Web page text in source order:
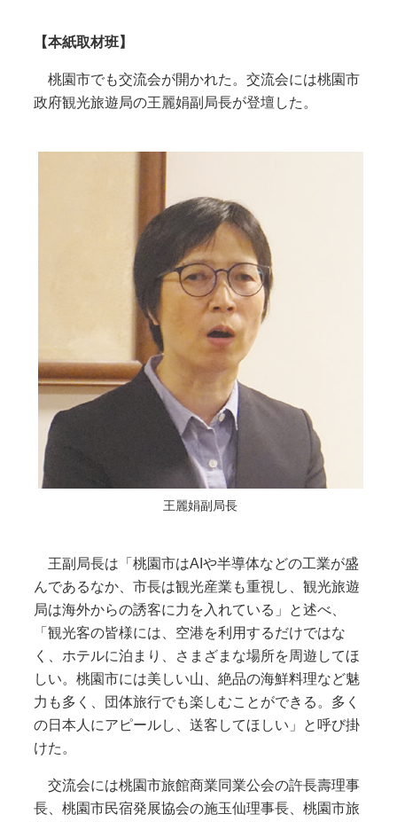
【本紙取材班】
桃園市でも交流会が開かれた。交流会には桃園市
政府観光旅遊局の王麗娟副局長が登壇した。
王麗娟副局長
王副局長は「桃園市はAIや半導体などの工業が盛
んであるなか、市長は観光産業も重視し、観光旅遊
局は海外からの誘客に力を入れている」と述べ、
「観光客の皆様には、空港を利用するだけではな
く、ホテルに泊まり、さまざまな場所を周遊してほ
しい。桃園市には美しい山、絶品の海鮮料理など魅
力も多く、団体旅行でも楽しむことができる。多く
の日本人にアピールし、送客してほしい」と呼び掛
けた。
交流会には桃園市旅館商業同業公会の許長壽理事
長、桃園市民宿発展協会の施玉仙理事長、桃園市旅